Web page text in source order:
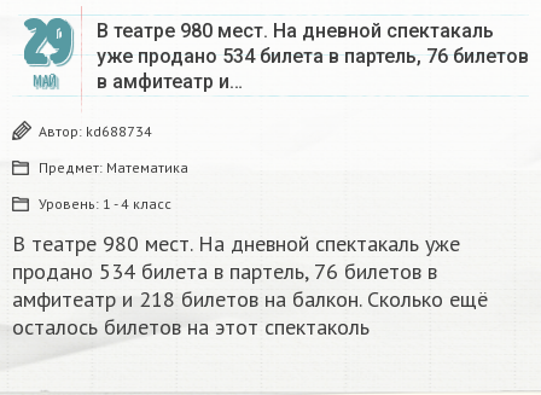
29
МАЙ
В театре 980 мест. На дневной спектакаль
уже продано 534 билета в партель, 76 билетов
в амфитеатр и…
Автор: kd688734
Предмет: Математика
Уровень: 1 - 4 класс
В театре 980 мест. На дневной спектакаль уже
продано 534 билета в партель, 76 билетов в
амфитеатр и 218 билетов на балкон. Сколько ещё
осталось билетов на этот спектаколь